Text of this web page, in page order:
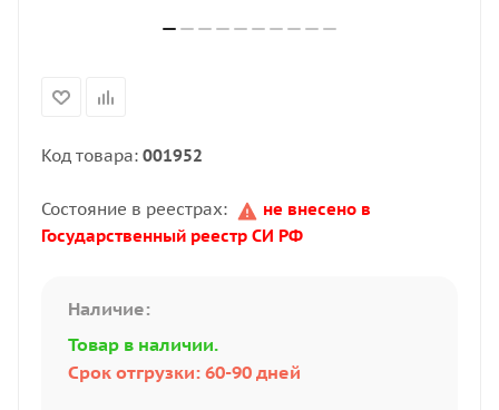
Код товара: 001952
Состояние в реестрах:
не внесено в
Государственный реестр СИ РФ
Наличие:
Товар в наличии.
Срок отгрузки: 60-90 дней